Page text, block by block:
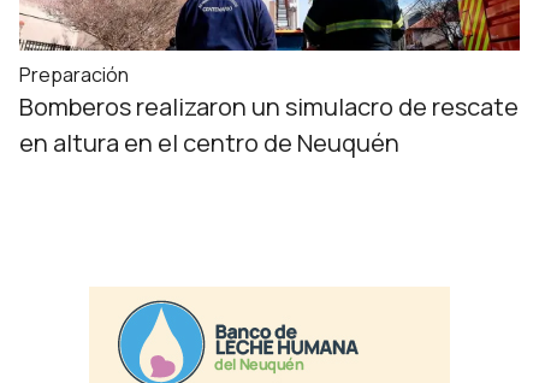
Preparación
Bomberos realizaron un simulacro de rescate
en altura en el centro de Neuquén